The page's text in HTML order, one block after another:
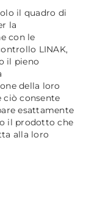
il quadro di
la
con le
LINAK,
il pieno
della loro
ciò consente
esattamente
il prodotto che
alla loro